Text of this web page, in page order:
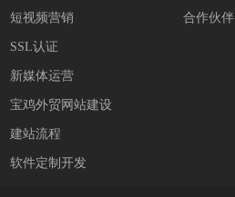
短视频营销
SSL认证
新媒体运营
宝鸡外贸网站建设
建站流程
软件定制开发
合作伙伴